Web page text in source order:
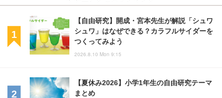
【自由研究】開成・宮本先生が解説「シュワ
シュワ」はなぜできる？カラフルサイダーを
つくってみよう
2026.8.10 Mon 9:15
【夏休み2026】小学1年生の自由研究テーマ
まとめ